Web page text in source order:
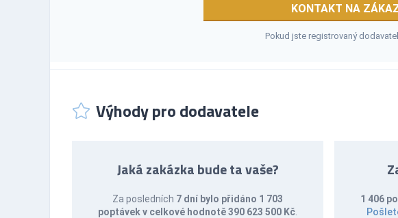
KONTAKT NA
Pokud jste registrovaný dodavatel,
Výhody pro dodavatele
Jaká zakázka bude ta vaše?
Za posledních 7 dní bylo přidáno 1 703
poptávek v celkové hodnotě 390 623 500 Kč
1 406